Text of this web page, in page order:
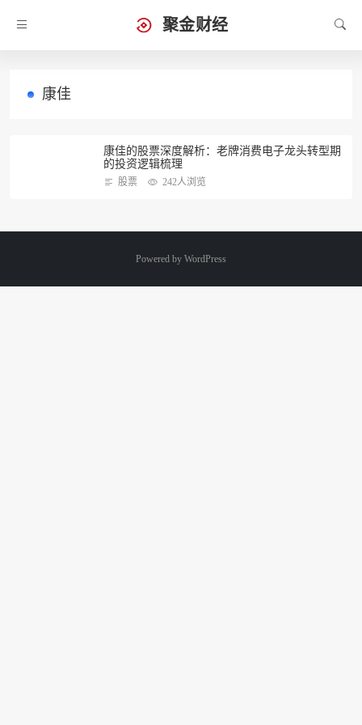
聚金财经
康佳
康佳的股票深度解析：老牌消费电子龙头转型期
的投资逻辑梳理
股票 242人浏览
Powered by WordPress